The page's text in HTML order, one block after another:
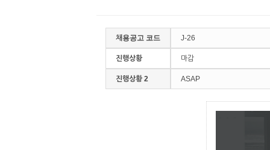
채용공고 코드 J-26
진행상황 마감
진행상황 2 ASAP